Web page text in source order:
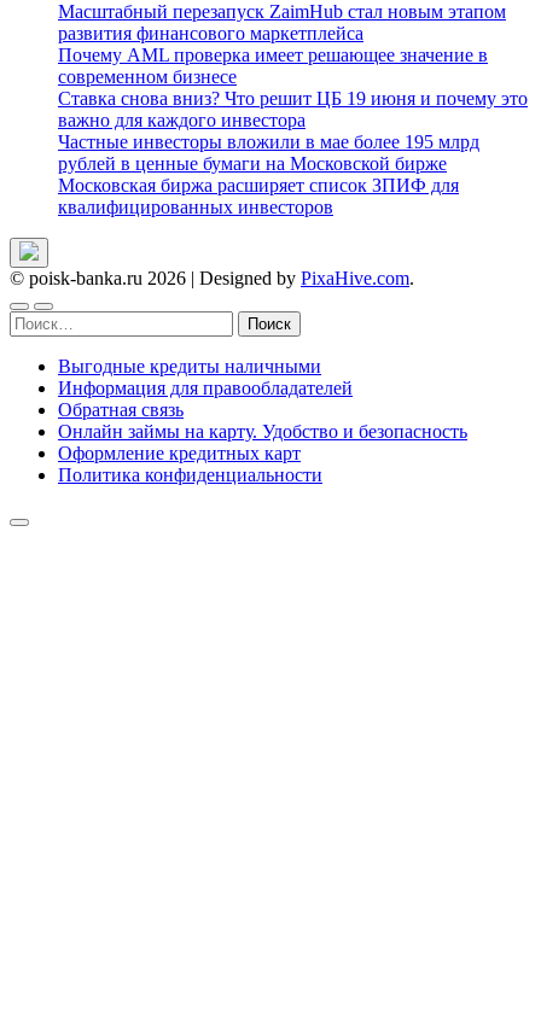
Масштабный перезапуск ZaimHub стал новым этапом
развития финансового маркетплейса
Почему AML проверка имеет решающее значение в
современном бизнесе
Ставка снова вниз? Что решит ЦБ 19 июня и почему это
важно для каждого инвестора
Частные инвесторы вложили в мае более 195 млрд
рублей в ценные бумаги на Московской бирже
Московская биржа расширяет список ЗПИФ для
квалифицированных инвесторов
© poisk-banka.ru 2026 | Designed by PixaHive.com.
Найти:
Выгодные кредиты наличными
Информация для правообладателей
Обратная связь
Онлайн займы на карту. Удобство и безопасность
Оформление кредитных карт
Политика конфиденциальности